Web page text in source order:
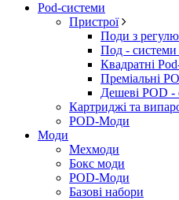
Pod-системи
Пристрої
Поди з
Под - системи
Квадратні
Преміальні
Дешеві POD -
Картриджі та
POD-Моди
Моди
Мехмоди
Бокс моди
POD-Моди
Базові набори